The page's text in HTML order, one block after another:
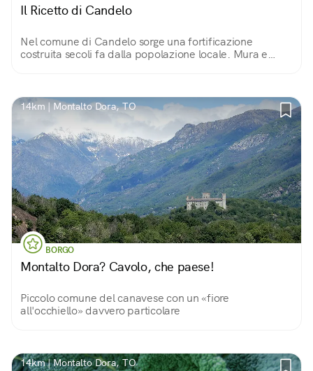
Il Ricetto di Candelo
Nel comune di Candelo sorge una fortificazione
costruita secoli fa dalla popolazione locale. Mura e
14km | Montalto Dora, TO
BORGO
Montalto Dora? Cavolo, che paese!
Piccolo comune del canavese con un «fiore
all'occhiello» davvero particolare
14km | Montalto Dora, TO